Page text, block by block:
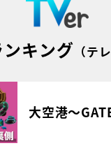
キング （テ
大空港～